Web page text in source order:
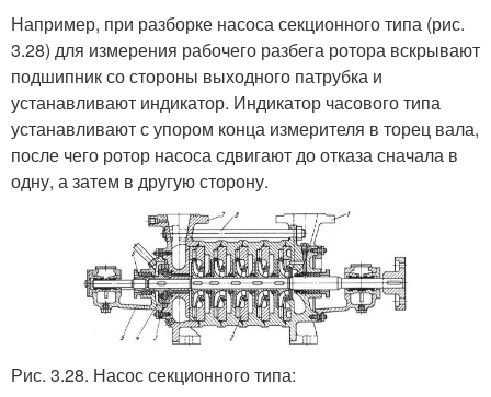
Например, при разборке насоса секционного типа (рис.
3.28) для измерения рабочего разбега ротора вскрывают
подшипник со стороны выходного патрубка и
устанавлива­ют индикатор. Индикатор часового типа
устанавливают с упором конца измерителя в торец вала,
после чего ротор насоса сдвигают до отказа сначала в
одну, а затем в другую сторону.
Рис. 3.28. Насос секционного типа: